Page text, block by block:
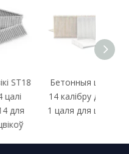
Бетонныя цвікі ST25
14 калібру даўжынёй
1 цаля для цвікабойкі